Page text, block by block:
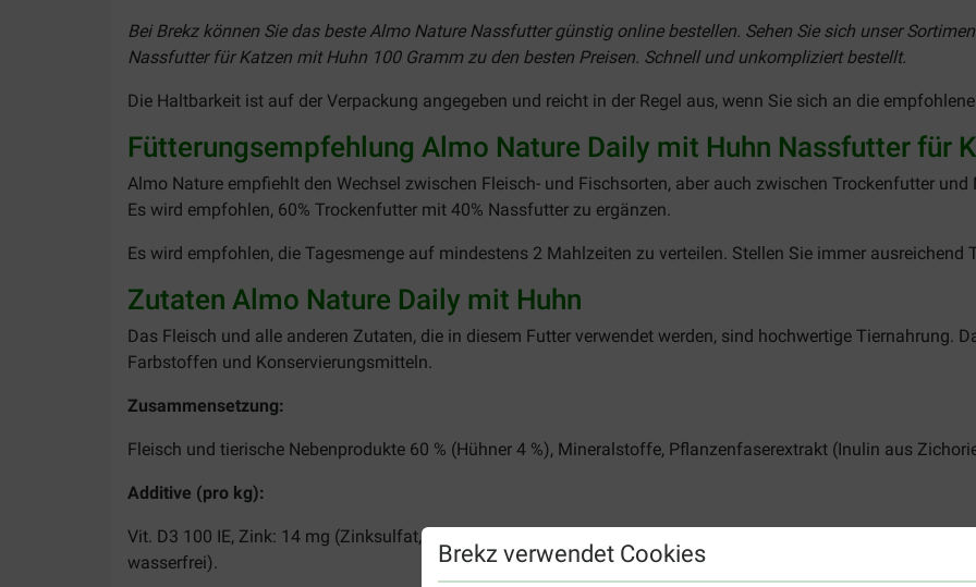
Brekz verwendet Cookies
Bei Brekz können Sie das beste Almo Nature Nassfutter günstig online bestellen. Sehen Sie sich unser
Nassfutter für Katzen mit Huhn 100 Gramm zu den besten Preisen. Schnell und unkompliziert bestellt.
Die Haltbarkeit ist auf der Verpackung angegeben und reicht in der Regel aus, wenn Sie sich an die
Fütterungsempfehlung Almo Nature Daily mit Huhn Nassfutter für
Almo Nature empfiehlt den Wechsel zwischen Fleisch- und Fischsorten, aber auch zwischen Trockenfutter
Es wird empfohlen, 60% Trockenfutter mit 40% Nassfutter zu ergänzen.
Es wird empfohlen, die Tagesmenge auf mindestens 2 Mahlzeiten zu verteilen. Stellen Sie immer ausreichend
Zutaten Almo Nature Daily mit Huhn
Das Fleisch und alle anderen Zutaten, die in diesem Futter verwendet werden, sind hochwertige Tiernahrung.
Farbstoffen und Konservierungsmitteln.
Zusammensetzung:
Fleisch und tierische Nebenprodukte 60 % (Hühner 4 %), Mineralstoffe, Pflanzenfaserextrakt (Inulin aus
Additive (pro kg):
Vit. D3 100 IE, Zink: 14 mg (Zinksulfat, Monohydrat), Kupfer: 0,5 mg (Kupfer(II)-Sulfat-Pentahydrat), Mangan:
wasserfrei).